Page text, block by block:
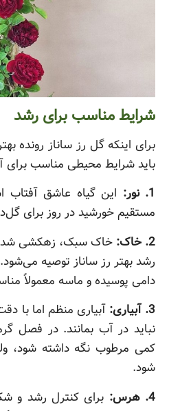
شرایط مناسب برای رشد
برای اینکه گل رز ساناز رونده
باید شرایط محیطی مناسب برای
1. نور:
مستقیم خورشید در روز برای
2. خاک:
خاک سبک، زهکشی شده
رشد بهتر رز ساناز توصیه
دامی پوسیده و ماسه معمولاً
3. آبیاری:
آبیاری منظم اما با
نباید در آب بمانند. در فصل
کمی مرطوب نگه داشته شود،
شود.
4. هرس:
برای کنترل رشد و